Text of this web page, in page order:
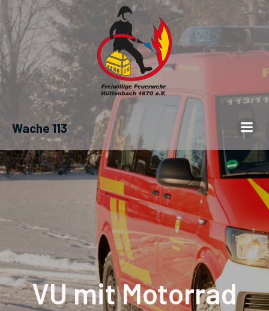
Wache 113
VU mit Motorrad